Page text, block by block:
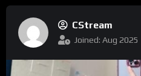
CStream
Joined: Aug 2025